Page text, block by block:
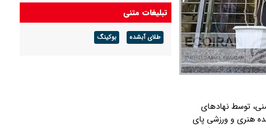
توسط نهادهای
هنری و ورزشی پای
دما از روز سه شنبه
پیش بینی هوای لرستان فردا ۱۷ مرداد/ تداوم هوای
گرم و افزایش سرعت وزش باد
تبلیغات متنی
طلای آبشده بوکینگ